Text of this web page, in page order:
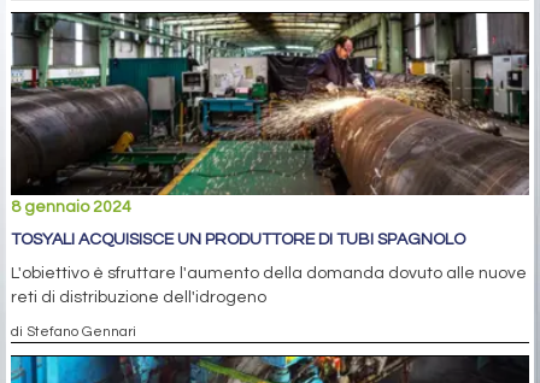
8 gennaio 2024
TOSYALI ACQUISISCE UN PRODUTTORE DI TUBI SPAGNOLO
L'obiettivo è sfruttare l'aumento della domanda dovuto alle nuove
reti di distribuzione dell'idrogeno
di Stefano Gennari